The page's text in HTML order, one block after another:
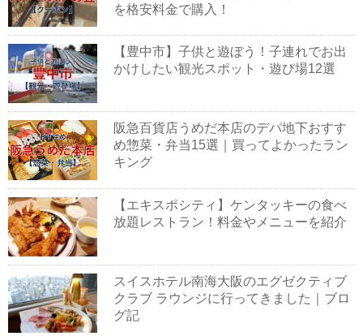
を格安料金で購入！
【豊中市】子供と遊ぼう！子連れでお出
かけしたい観光スポット・遊び場12選
阪急百貨店うめだ本店のデパ地下おすす
め惣菜・弁当15選｜買ってよかったラン
キング
【エキスポシティ】ケンタッキーの食べ
放題レストラン！料金やメニューを紹介
スイスホテル南海大阪のエグゼクティブ
クラブ ラウンジに行ってきました｜ブロ
グ記